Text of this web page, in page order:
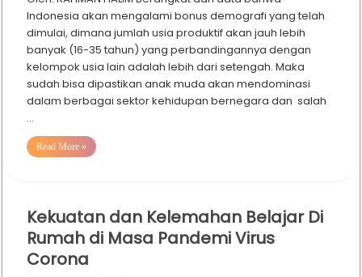
Indonesia akan mengalami bonus demografi yang telah
dimulai, dimana jumlah usia produktif akan jauh lebih
banyak (16-35 tahun) yang perbandingannya dengan
kelompok usia lain adalah lebih dari setengah. Maka
sudah bisa dipastikan anak muda akan mendominasi
dalam berbagai sektor kehidupan bernegara dan salah
…
Read More »
Kekuatan dan Kelemahan Belajar Di
Rumah di Masa Pandemi Virus
Corona